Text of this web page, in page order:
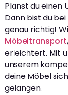
Planst du einen
Dann bist du
genau richtig!
Möbeltransport
erleichtert. Mit
unserem
deine Möbel
gelangen.